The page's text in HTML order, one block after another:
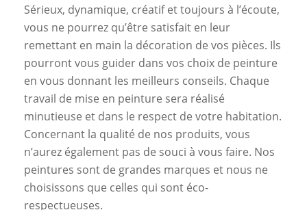
Sérieux, dynamique, créatif et toujours à l’écoute,
vous ne pourrez qu’être satisfait en leur
remettant en main la décoration de vos pièces. Ils
pourront vous guider dans vos choix de peinture
en vous donnant les meilleurs conseils. Chaque
travail de mise en peinture sera réalisé
minutieuse et dans le respect de votre habitation.
Concernant la qualité de nos produits, vous
n’aurez également pas de souci à vous faire. Nos
peintures sont de grandes marques et nous ne
choisissons que celles qui sont éco-
respectueuses.